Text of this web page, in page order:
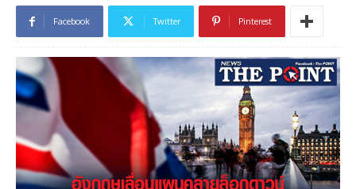
Facebook Twitter Pinterest